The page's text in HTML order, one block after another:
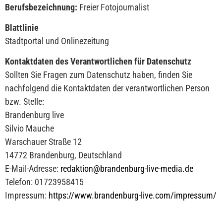
Berufsbezeichnung: Freier Fotojournalist
Blattlinie
Stadtportal und Onlinezeitung
Kontaktdaten des Verantwortlichen für Datenschutz
Sollten Sie Fragen zum Datenschutz haben, finden Sie
nachfolgend die Kontaktdaten der verantwortlichen Person
bzw. Stelle:
Brandenburg live
Silvio Mauche
Warschauer Straße 12
14772 Brandenburg, Deutschland
E-Mail-Adresse: redaktion@brandenburg-live-media.de
Telefon: 01723958415
Impressum: https://www.brandenburg-live.com/impressum/